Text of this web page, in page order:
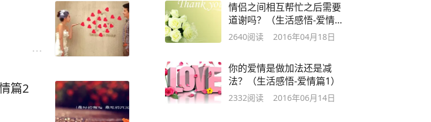
篇2
情侣之间相互帮忙之后需要
道谢吗？（生活感悟-爱情篇
24）
2640阅读 2016年04月18日
你的爱情是做加法还是减
法？（生活感悟-爱情篇1）
2332阅读 2016年06月14日